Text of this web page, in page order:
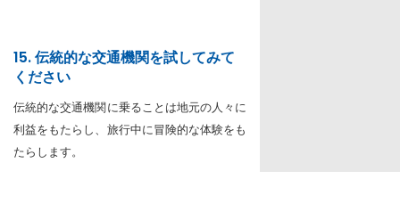
15. 伝統的な交通機関を試してみて
ください
伝統的な交通機関に乗ることは地元の人々に
利益をもたらし、旅行中に冒険的な体験をも
たらします。